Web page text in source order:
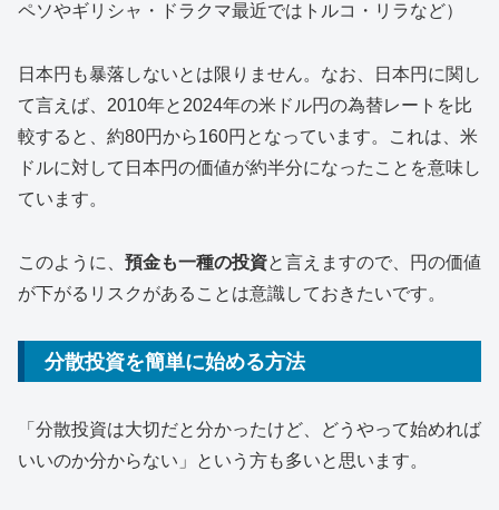
ペソやギリシャ・ドラクマ最近ではトルコ・リラなど）
日本円も暴落しないとは限りません。なお、日本円に関し
て言えば、2010年と2024年の米ドル円の為替レートを比
較すると、約80円から160円となっています。これは、米
ドルに対して日本円の価値が約半分になったことを意味し
ています。
このように、 預金も一種の投資と言えますので、円の価値
が下がるリスクがあることは意識しておきたいです。
分散投資を簡単に始める方法
「分散投資は大切だと分かったけど、どうやって始めれば
いいのか分からない」という方も多いと思います。